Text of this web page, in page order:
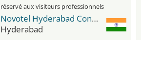
réservé aux visiteurs professionnels
Novotel Hyderabad Convention Centre
Hyderabad